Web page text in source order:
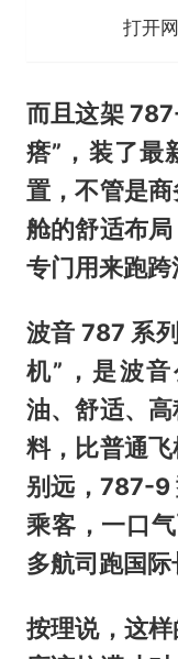
打开
而且这架
瘩”，装了最
置，不管是
舱的舒适布
专门用来跑跨
波音 787 系
机”，是波
油、舒适、
料，比普通
别远，787-9
乘客，一口
多航司跑国际
按理说，这